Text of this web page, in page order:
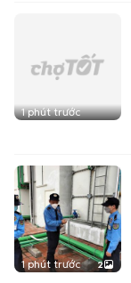
1 phút trước
1 phút trước 2